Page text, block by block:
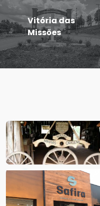
Vitória das
Missões